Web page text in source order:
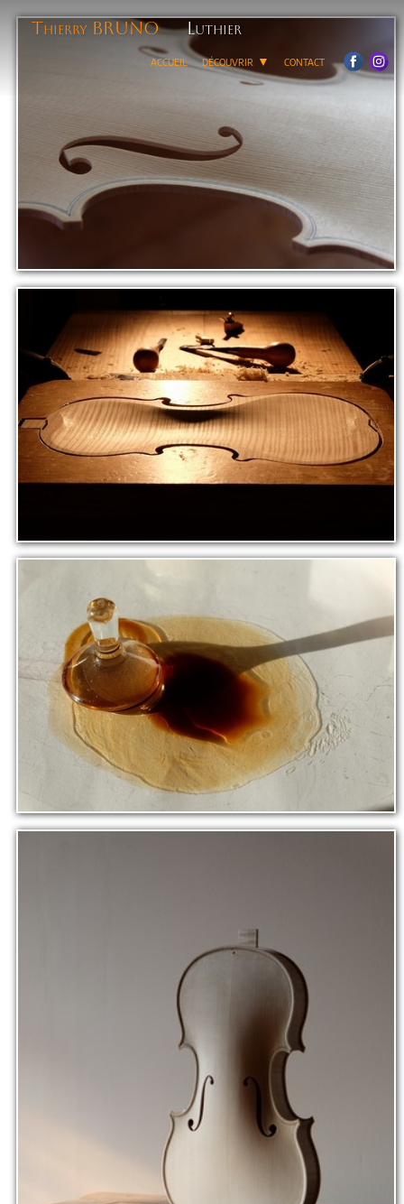
Thierry BRUNO Luthier
accueil découvrir ▼ contact